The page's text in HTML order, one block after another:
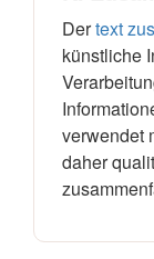
Dertext
künstliche
verwendet
daher